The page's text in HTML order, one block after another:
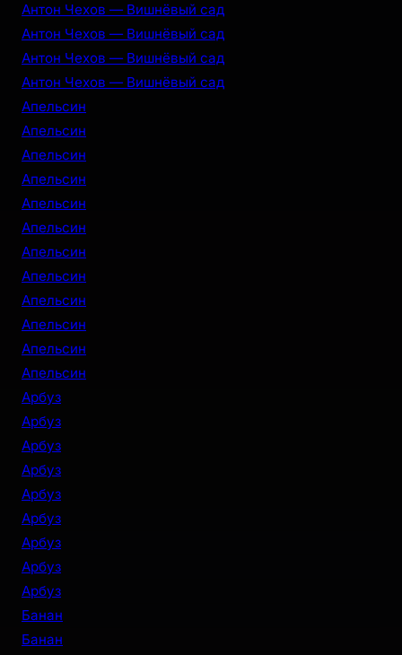
Антон Чехов — Вишнёвый сад
Антон Чехов — Вишнёвый сад
Антон Чехов — Вишнёвый сад
Антон Чехов — Вишнёвый сад
Апельсин
Апельсин
Апельсин
Апельсин
Апельсин
Апельсин
Апельсин
Апельсин
Апельсин
Апельсин
Апельсин
Апельсин
Арбуз
Арбуз
Арбуз
Арбуз
Арбуз
Арбуз
Арбуз
Арбуз
Арбуз
Банан
Банан